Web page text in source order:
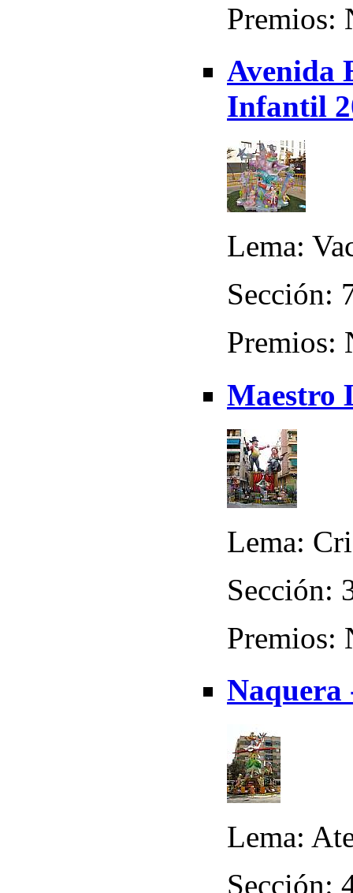
Premios:
Avenida
Infantil
Lema:
Sección:
Premios:
Maestro
Lema:
Sección:
Premios:
Naquera
Lema:
Sección: